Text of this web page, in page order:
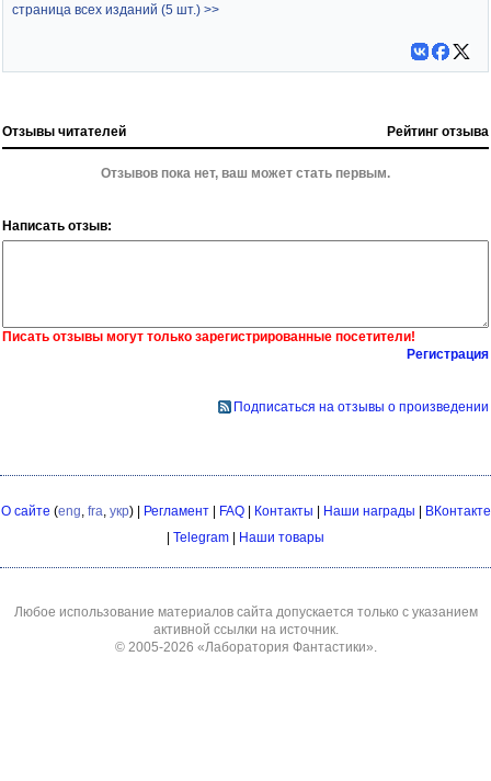
страница всех изданий (5 шт.) >>
Отзывы читателей Рейтинг отзыва
Отзывов пока нет, ваш может стать первым.
Написать отзыв:
Писать отзывы могут только зарегистрированные посетители!
Регистрация
Подписаться на отзывы о произведении
О сайте (eng fra укр) | Регламент| FAQ| Контакты | Наши награды | ВКонтакте
| Telegram | Наши товары
Любое использование материалов сайта допускается только с указанием
активной ссылки на источник.
© 2005-2026 «Лаборатория Фантастики»